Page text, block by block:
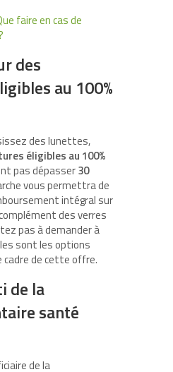
faire en cas de
des
au 100%
des lunettes,
éligibles au 100%
pas dépasser30
vous permettra de
intégral sur
des verres
pas à demander à
sont les options
cadre de cette offre.
de la
santé
de la